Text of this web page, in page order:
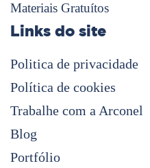
Materiais Gratuítos
Links do site
Politica de privacidade
Política de cookies
Trabalhe com a Arconel
Blog
Portfólio